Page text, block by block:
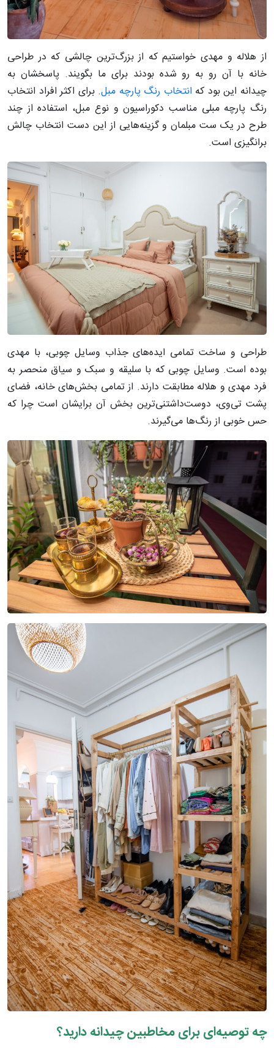
از هلاله و مهدی خواستیم که از بزرگ‌ترین چالشی که در طراحی‌
خانه با آن رو به رو شده بودند برای ما بگویند. پاسخشان به
چیدانه این بود که انتخاب رنگ پارچه مبل. برای اکثر افراد انتخاب
رنگ پارچه مبلی مناسب دکوراسیون و نوع مبل، استفاده از چند
طرح در یک ست مبلمان و گزینه‌هایی از این دست انتخاب چالش
برانگیزی است.
طراحی و ساخت تمامی ایده‌های جذاب وسایل چوبی، با مهدی
بوده است. وسایل چوبی که با سلیقه و سبک و سیاق منحصر به
فرد مهدی و هلاله مطابقت دارند. از تمامی بخش‌های خانه، فضای
پشت تی‌وی، دوست‌داشتنی‌ترین بخش آن برایشان است چرا که
حس خوبی از رنگ‌ها می‌گیرند.
چه توصیه‌ای برای مخاطبین چیدانه دارید؟